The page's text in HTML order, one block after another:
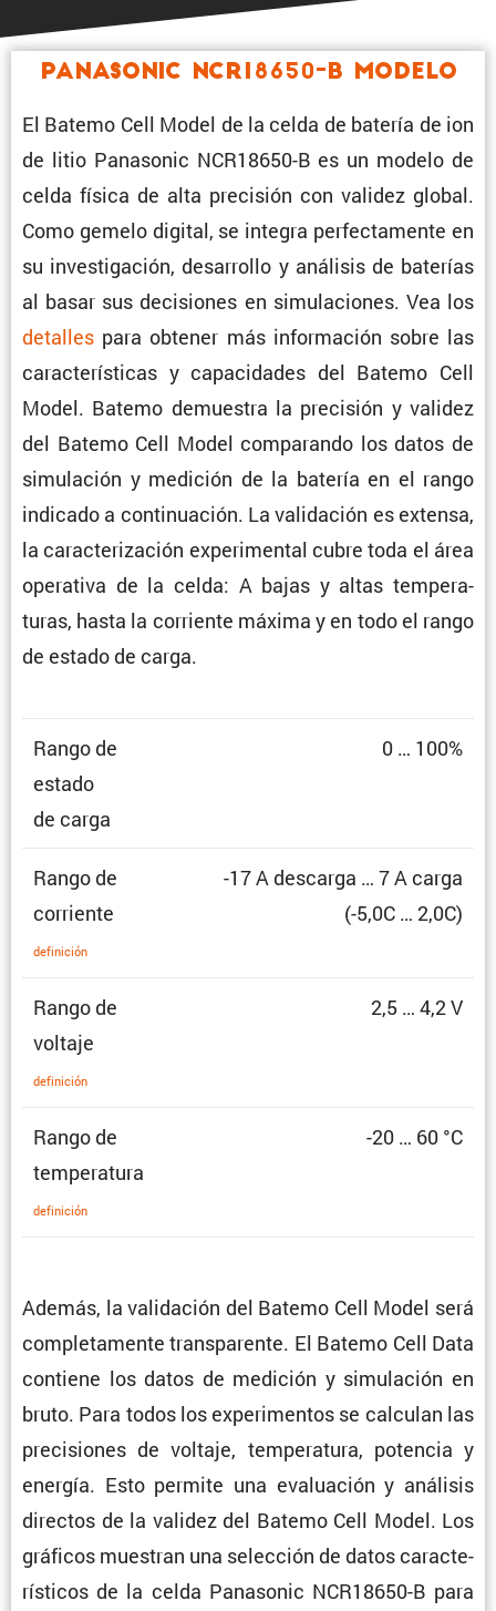
Panasonic NCR18650-B Modelo
El Batemo Cell Model de la celda de batería de ion
de litio Panasonic NCR18650-B es un modelo de
celda física de alta preci­sión con validez global.
Como gemelo digital, se integra perfec­ta­mente en
su inves­ti­ga­ción, desarrollo y análisis de baterías
al basar sus decisiones en simula­ciones. Vea los
detalles para obtener más infor­ma­ción sobre las
carac­te­rís­ticas y capaci­dades del Batemo Cell
Model. Batemo demuestra la preci­sión y validez
del Batemo Cell Model compa­rando los datos de
simula­ción y medición de la batería en el rango
indicado a conti­nua­ción. La valida­ción es extensa,
la carac­te­ri­za­ción experi­mental cubre toda el área
opera­tiva de la celda: A bajas y altas tempe­ra­
turas, hasta la corriente máxima y en todo el rango
de estado de carga.
Rango de
estado
de carga
0 … 100%
Rango de
corriente
defini­ción
-17 A descarga … 7 A carga
(-5,0C … 2,0C)
Rango de
voltaje
defini­ción
2,5 … 4,2 V
Rango de
temperatura
defini­ción
-20 … 60 °C
Además, la valida­ción del Batemo Cell Model será
comple­ta­mente trans­pa­rente. El Batemo Cell Data
contiene los datos de medición y simula­ción en
bruto. Para todos los experi­mentos se calculan las
preci­siones de voltaje, tempe­ra­tura, potencia y
energía. Esto permite una evalua­ción y análisis
directos de la validez del Batemo Cell Model. Los
gráficos muestran una selec­ción de datos carac­te­
rís­ticos de la celda Panasonic NCR18650-B para